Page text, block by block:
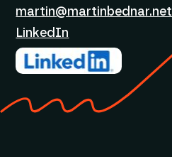
martin@martinbednar.net
LinkedIn